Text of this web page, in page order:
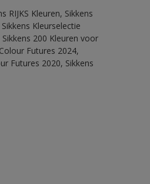
RIJKS Kleuren, Sikkens
Kleurselectie
200 Kleuren voor
Futures 2024,
Futures 2020, Sikkens